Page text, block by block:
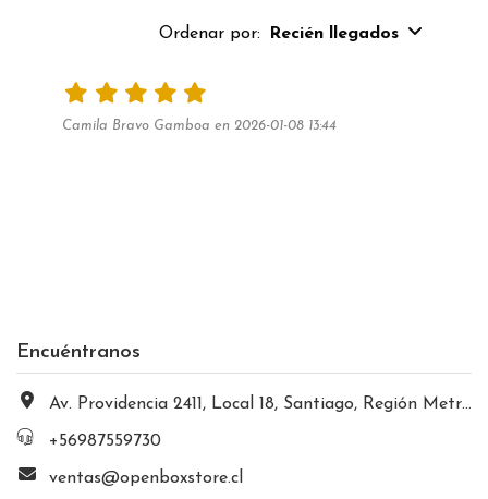
Ordenar por: Recién llegados
Camila Bravo Gamboa en 2026-01-08 13:44
Encuéntranos
Av. Providencia 2411, Local 18, Santiago, Región Metropolitana, Chile
+56987559730
ventas@openboxstore.cl